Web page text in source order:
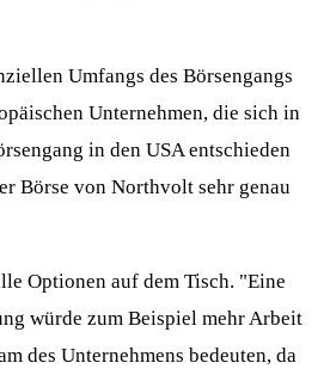
Umfangs des Börsengangs
Unternehmen, die sich in
in den USA entschieden
Börse von Northvolt sehr genau
Optionen auf dem Tisch. "Eine
würde zum Beispiel mehr Arbeit
des Unternehmens bedeuten, da